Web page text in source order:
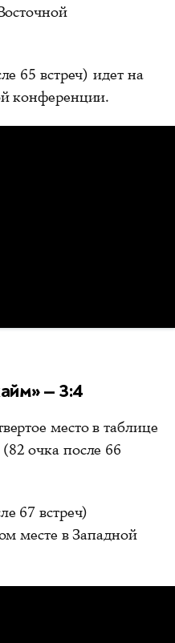
65 встреч) идет на
конференции.
— 3:4
место в таблице
очка после 66
67 встреч)
месте в Западной